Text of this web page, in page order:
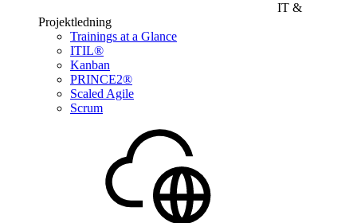
IT &
Projektledning
Trainings at a Glance
ITIL®
Kanban
PRINCE2®
Scaled Agile
Scrum